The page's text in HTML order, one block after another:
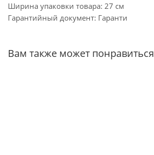
Ширина упаковки товара: 27 см
Гарантийный документ: Гаранти
Вам также может понравиться